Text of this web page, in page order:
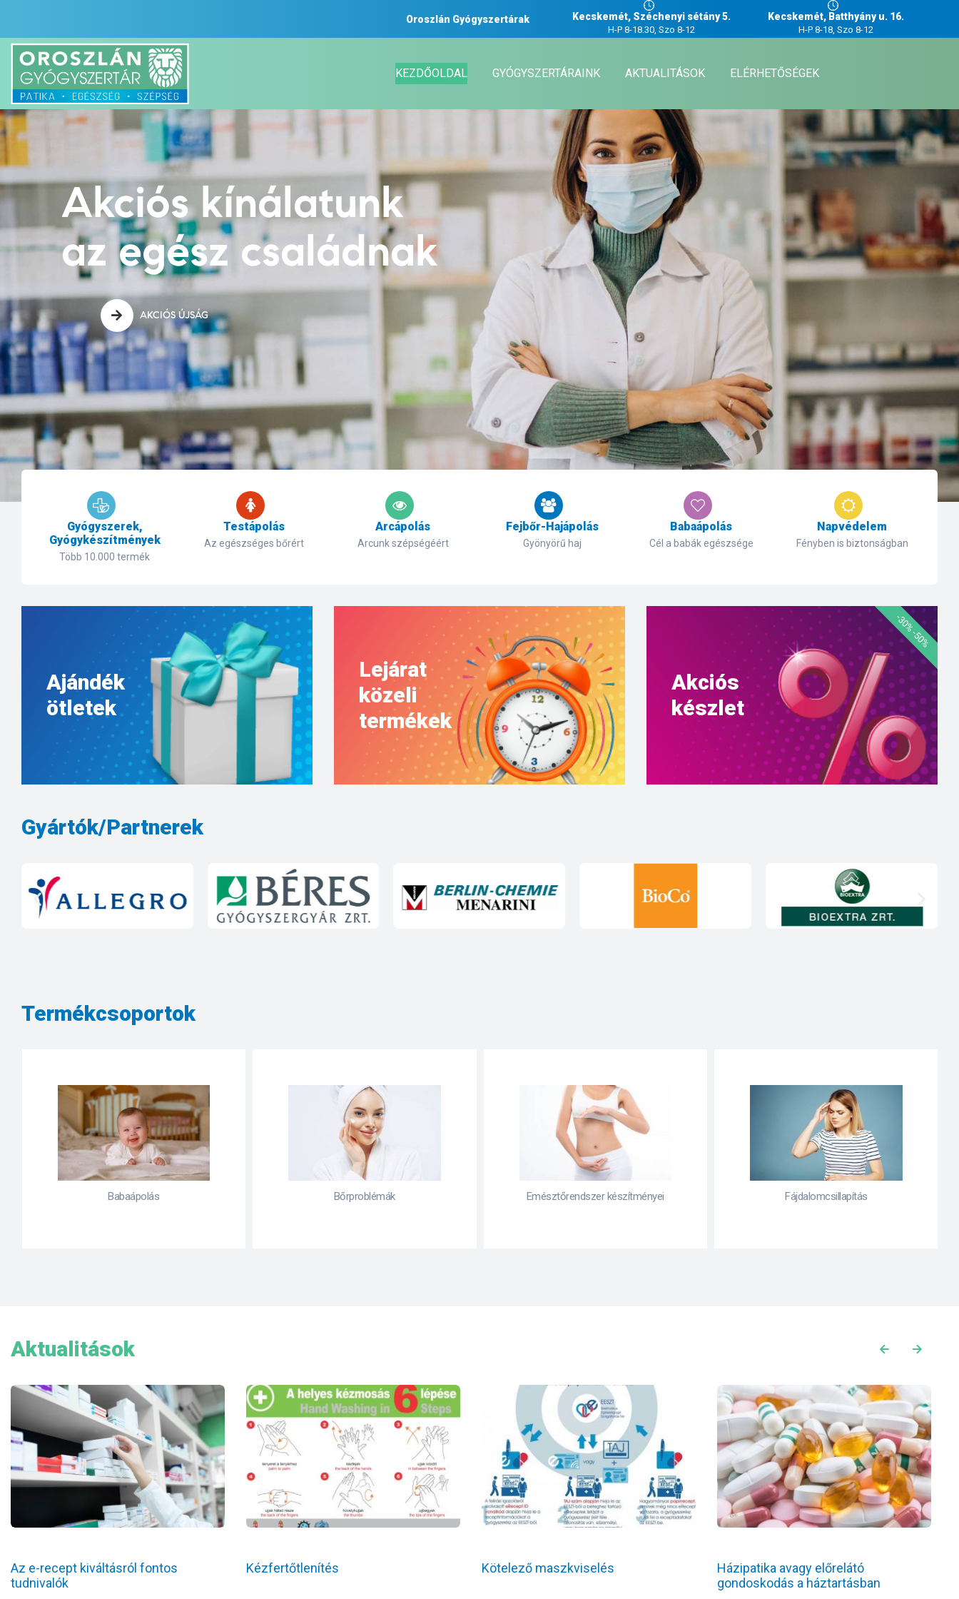
Oroszlán Gyógyszertárak Kecskemét, Széchenyi sétány 5.
H-P 8-18.30, Szo 8-12
Kecskemét, Batthyány u. 16.
H-P 8-18, Szo 8-12
KEZDŐOLDAL GYÓGYSZERTÁRAINK AKTUALITÁSOK ELÉRHETŐSÉGEK
AKCIÓS ÚJSÁG
Akciós kínálatunk
az egész családnak
Gyógyszerek,
Gyógykészítmények
Több 10.000 termék
Testápolás
Az egészséges bőrért
Arcápolás
Arcunk szépségéért
Fejbőr-Hajápolás
Gyönyörű haj
Babaápolás
Cél a babák egészsége
Napvédelem
Fényben is biztonságban
Ajándék
ötletek
Lejárat
közeli
termékek
Akciós
készlet
-30% -50%
Gyártók/Partnerek
Termékcsoportok
Babaápolás Bőrproblémák Emésztőrendszer készítményei Fájdalomcsillapítás
Aktualitások
Az e-recept kiváltásról fontos
tudnivalók
Kézfertőtlenítés Kötelező maszkviselés
Házipatika avagy előrelátó
gondoskodás a háztartásban